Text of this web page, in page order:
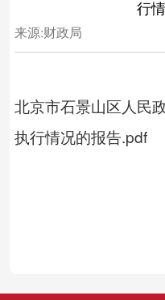
行
来源:财政局
北京市石景山区人民
执行情况的报告.pdf